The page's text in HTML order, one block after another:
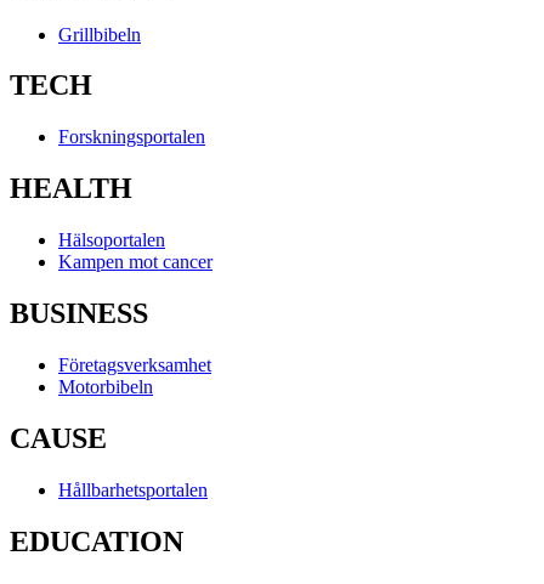
Grillbibeln
TECH
Forskningsportalen
HEALTH
Hälsoportalen
Kampen mot cancer
BUSINESS
Företagsverksamhet
Motorbibeln
CAUSE
Hållbarhetsportalen
EDUCATION